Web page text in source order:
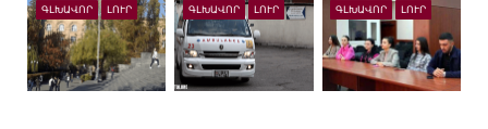
ԳԼԽԱՎՈՐ ԼՈՒՐ ԳԼԽԱՎՈՐ ԼՈՒՐ ԳԼԽԱՎՈՐ ԼՈՒՐ